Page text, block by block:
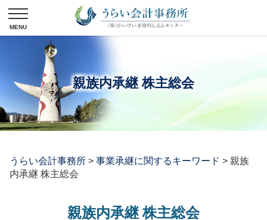
親族内承継 株主総会
うらい会計事務所 > 事業承継に関するキーワード > 親族
内承継 株主総会
親族内承継 株主総会